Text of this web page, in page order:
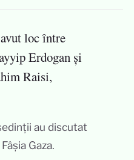
loc între
Erdogan și
Raisi,
au discutat
Gaza.